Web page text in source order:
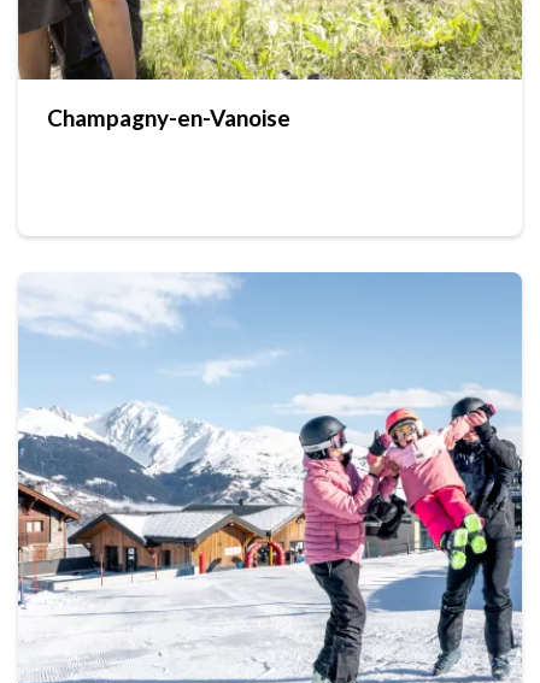
Champagny-en-Vanoise